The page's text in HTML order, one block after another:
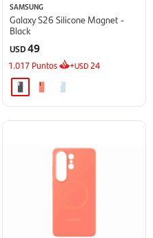
SAMSUNG
Galaxy S26 Silicone Magnet -
Black
USD49
1.017 Puntos +USD 24